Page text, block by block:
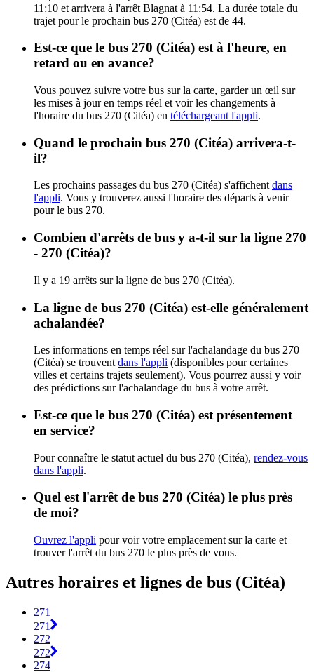
11:10 et arrivera à l'arrêt Blagnat à 11:54. La durée totale du
trajet pour le prochain bus 270 (Citéa) est de 44.
Est-ce que le bus 270 (Citéa) est à l'heure, en
retard ou en avance?
Vous pouvez suivre votre bus sur la carte, garder un œil sur
les mises à jour en temps réel et voir les changements à
l'horaire du bus 270 (Citéa) en téléchargeant l'appli.
Quand le prochain bus 270 (Citéa) arrivera-t-
il?
Les prochains passages du bus 270 (Citéa) s'affichent dans
l'appli. Vous y trouverez aussi l'horaire des départs à venir
pour le bus 270.
Combien d'arrêts de bus y a-t-il sur la ligne 270
- 270 (Citéa)?
Il y a 19 arrêts sur la ligne de bus 270 (Citéa).
La ligne de bus 270 (Citéa) est-elle généralement
achalandée?
Les informations en temps réel sur l'achalandage du bus 270
(Citéa) se trouvent dans l'appli (disponibles pour certaines
villes et certains trajets seulement). Vous pourrez aussi y voir
des prédictions sur l'achalandage du bus à votre arrêt.
Est-ce que le bus 270 (Citéa) est présentement
en service?
Pour connaître le statut actuel du bus 270 (Citéa), rendez-vous
dans l'appli.
Quel est l'arrêt de bus 270 (Citéa) le plus près
de moi?
Ouvrez l'appli pour voir votre emplacement sur la carte et
trouver l'arrêt du bus 270 le plus près de vous.
Autres horaires et lignes de bus (Citéa)
271
271
272
272
274